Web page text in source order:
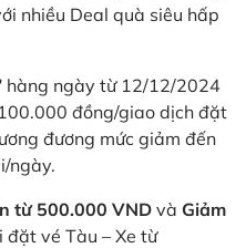
nhiều Deal quà siêu hấp
hàng ngày từ 12/12/2024
đồng/giao dịch đặt
đương mức giảm đến
ngày.
từ 500.000 VND và Giảm
vé Tàu – Xe từ